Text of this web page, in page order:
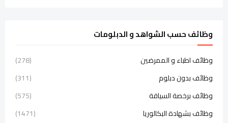
وظائف حسب الشواهد و الدبلومات
وظائف اطباء و الممرضين
(278)
وظائف بدون دبلوم
(311)
وظائف برخصة السياقة
(575)
وظائف بشهادة البكالوريا
(1471)